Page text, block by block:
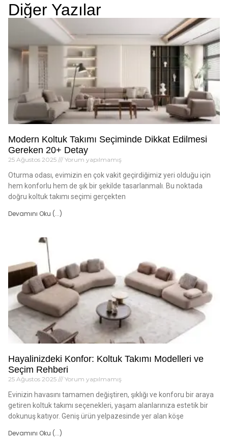
Diğer Yazılar
Modern Koltuk Takımı Seçiminde Dikkat Edilmesi
Gereken 20+ Detay
25 Ağustos 2025 Yorum yapılmamış
Oturma odası, evimizin en çok vakit geçirdiğimiz yeri olduğu için
hem konforlu hem de şık bir şekilde tasarlanmalı. Bu noktada
doğru koltuk takımı seçimi gerçekten
Devamını Oku (...)
Hayalinizdeki Konfor: Koltuk Takımı Modelleri ve
Seçim Rehberi
25 Ağustos 2025 Yorum yapılmamış
Evinizin havasını tamamen değiştiren, şıklığı ve konforu bir araya
getiren koltuk takımı seçenekleri, yaşam alanlarınıza estetik bir
dokunuş katıyor. Geniş ürün yelpazesinde yer alan köşe
Devamını Oku (...)